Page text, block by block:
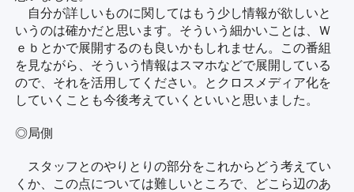
自分が詳しいものに関してはもう少し情報が欲しいと
いうのは確かだと思います。そういう細かいことは、Ｗ
ｅｂとかで展開するのも良いかもしれません。この番組
を見ながら、そういう情報はスマホなどで展開している
ので、それを活用してください。とクロスメディア化を
していくことも今後考えていくといいと思いました。
◎局側
スタッフとのやりとりの部分をこれからどう考えてい
くか、この点については難しいところで、どこら辺のあ